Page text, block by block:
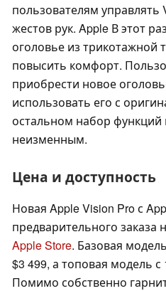
пользователям
жестов рук. Apple В этот
оголовье из трикотажной
повысить комфорт.
приобрести новое
использовать его с
остальном набор функций
неизменным.
Цена и доступность
Новая Apple Vision Pro с
предварительного
Apple Store. Базовая
$3 499, а топовая модель с
Помимо собственно